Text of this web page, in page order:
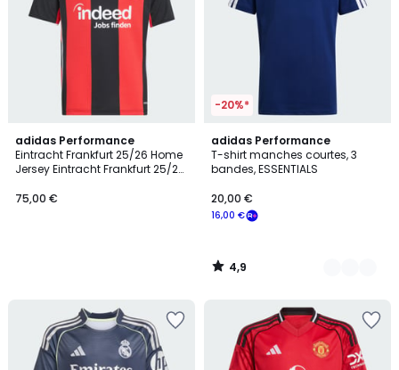
adidas Performance
Eintracht Frankfurt 25/26 Home
Jersey Eintracht Frankfurt 25/26
75,00 €
-20%*
adidas Performance
T-shirt manches courtes, 3
bandes, ESSENTIALS
16,00 €
20,00 €
4,9
/ 5
3
Couleurs
4,9
/